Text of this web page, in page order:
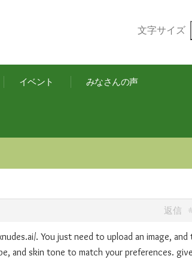
文字サイズ
イベント みなさんの声
返信
. You just need to upload an image,
and skin tone to match your preferences.